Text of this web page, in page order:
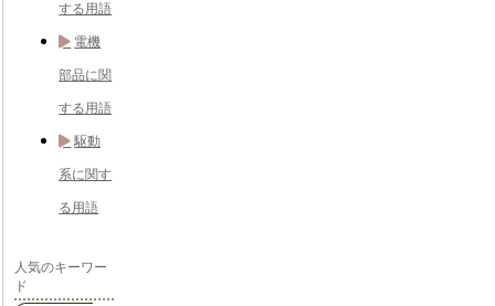
する用語
電機
部品に関
する用語
駆動
系に関す
る用語
人気のキーワー
ド